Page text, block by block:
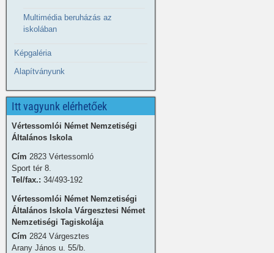
Multimédia beruházás az
iskolában
Képgaléria
Alapítványunk
Itt vagyunk elérhetőek
Vértessomlói Német Nemzetiségi
Általános Iskola
Cím 2823 Vértessomló
Sport tér 8.
Tel/fax.: 34/493-192
Vértessomlói Német Nemzetiségi
Általános Iskola Várgesztesi Német
Nemzetiségi Tagiskolája
Cím 2824 Várgesztes
Arany János u. 55/b.